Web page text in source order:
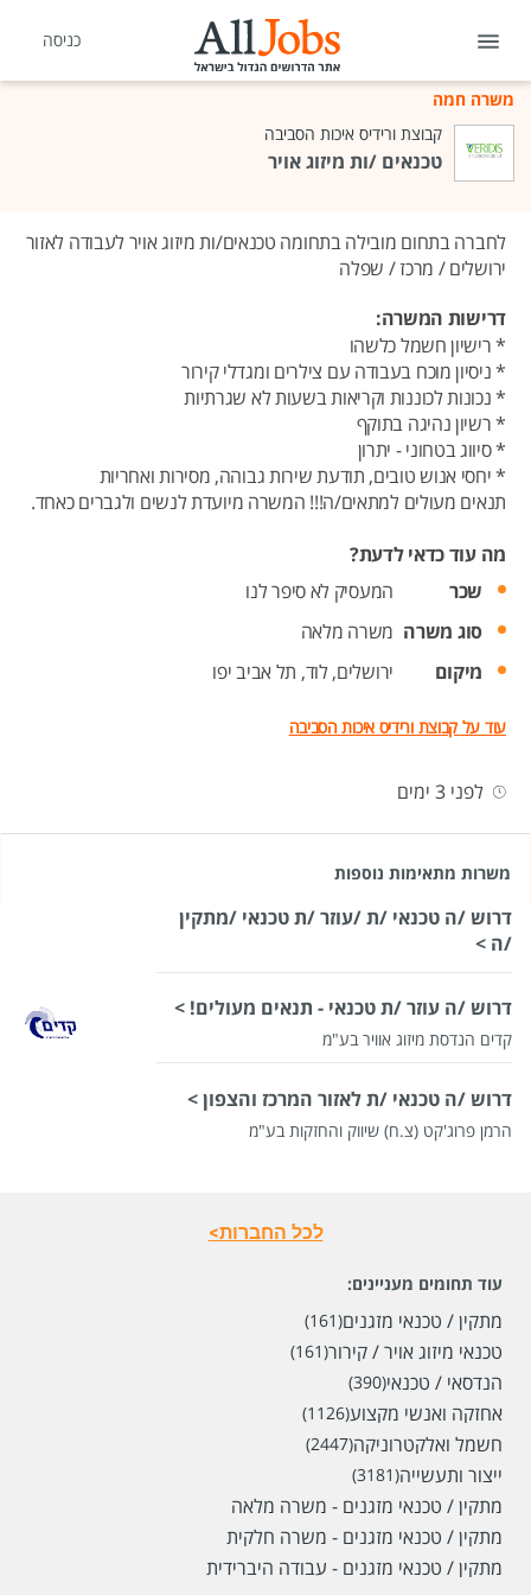
כניסה
משרה חמה
קבוצת ורידיס איכות הסביבה
טכנאים /ות מיזוג אויר
לחברה בתחום מובילה בתחומה טכנאים/ות מיזוג אויר לעבודה לאזור
ירושלים / מרכז / שפלה
דרישות המשרה:
* רישיון חשמל כלשהו
* ניסיון מוכח בעבודה עם צילרים ומגדלי קירור
* נכונות לכוננות וקריאות בשעות לא שגרתיות
* רשיון נהיגה בתוקף
* סיווג בטחוני - יתרון
* יחסי אנוש טובים, תודעת שירות גבוהה, מסירות ואחריות
תנאים מעולים למתאים/ה!!! המשרה מיועדת לנשים ולגברים כאחד.
מה עוד כדאי לדעת?
שכר
המעסיק לא סיפר לנו
סוג משרה משרה מלאה
מיקום
ירושלים,לוד, תל אביב יפו
עוד על קבוצת ורידיס איכות הסביבה
לפני 3 ימים
משרות מתאימות נוספות
דרוש /ה טכנאי /ת /עוזר /ת טכנאי /מתקין
/ה >
דרוש /ה עוזר /ת טכנאי - תנאים מעולים! >
קדים הנדסת מיזוג אוויר בע"מ
דרוש /ה טכנאי /ת לאזור המרכז והצפון >
הרמן פרוג'קט (צ.ח) שיווק והחזקות בע"מ
לכל החברות>
עוד תחומים מעניינים:
מתקין / טכנאי מזגנים(161)
טכנאי מיזוג אויר / קירור(161)
הנדסאי / טכנאי(390)
אחזקה ואנשי מקצוע(1126)
חשמל ואלקטרוניקה(2447)
ייצור ותעשייה(3181)
מתקין / טכנאי מזגנים - משרה מלאה
מתקין / טכנאי מזגנים - משרה חלקית
מתקין / טכנאי מזגנים - עבודה היברידית